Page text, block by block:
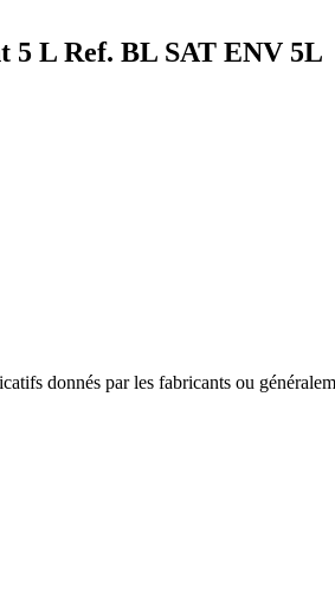
5 L Ref. BL SAT ENV 5L
donnés par les fabricants ou